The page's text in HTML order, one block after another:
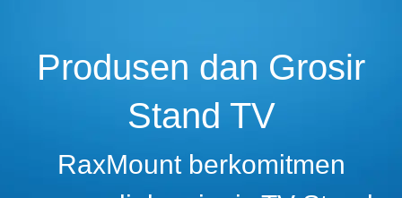
Produsen dan Grosir
Stand TV
RaxMount berkomitmen